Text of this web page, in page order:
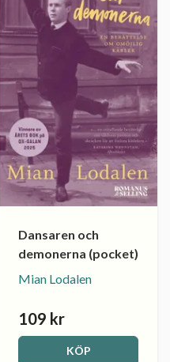
Dansaren och
demonerna (pocket)
Mian Lodalen
109 kr
KÖP